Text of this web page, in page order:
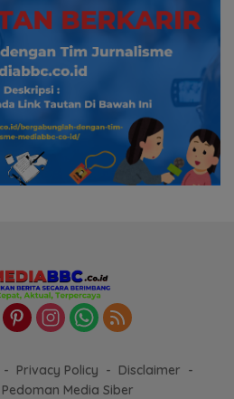
Privacy Policy
Disclaimer
Pedoman Media Siber